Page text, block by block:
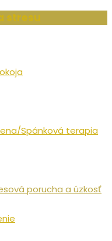
stresu
Spánková terapia
porucha a úzkosť